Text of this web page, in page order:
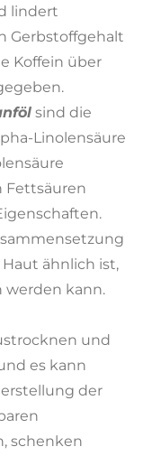
lindert
Gerbstoffgehalt
Koffein über
sind die
Linolensäure
Fettsäuren
ähnlich ist,
werden kann.
und
es kann
der
schenken